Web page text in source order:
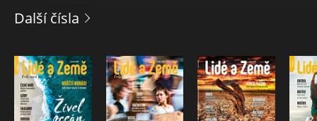
Další čísla